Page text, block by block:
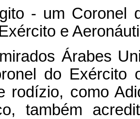
- um Coronel
e
Árabes
do Exército
rodízio, como
também